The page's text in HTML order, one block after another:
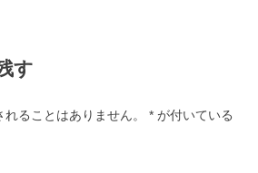
す
ることはありません。 * が付いている